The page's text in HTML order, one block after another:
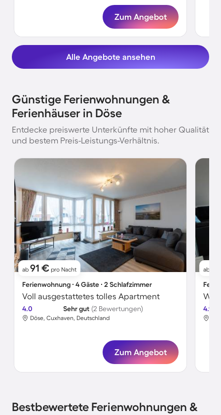
Zum Angebot
Alle Angebote ansehen
Günstige Ferienwohnungen &
Ferienhäuser in Döse
Entdecke preiswerte Unterkünfte mit hoher Qualität
und bestem Preis-Leistungs-Verhältnis.
ab 91 € pro Nacht
Ferienwohnung ∙ 4 Gäste ∙ 2 Schlafzimmer
Voll ausgestattetes tolles Apartment
4.0 Sehr gut (2 Bewertungen)
Döse, Cuxhaven, Deutschland
Zum Angebot
ab
4.9
Bestbewertete Ferienwohnungen &